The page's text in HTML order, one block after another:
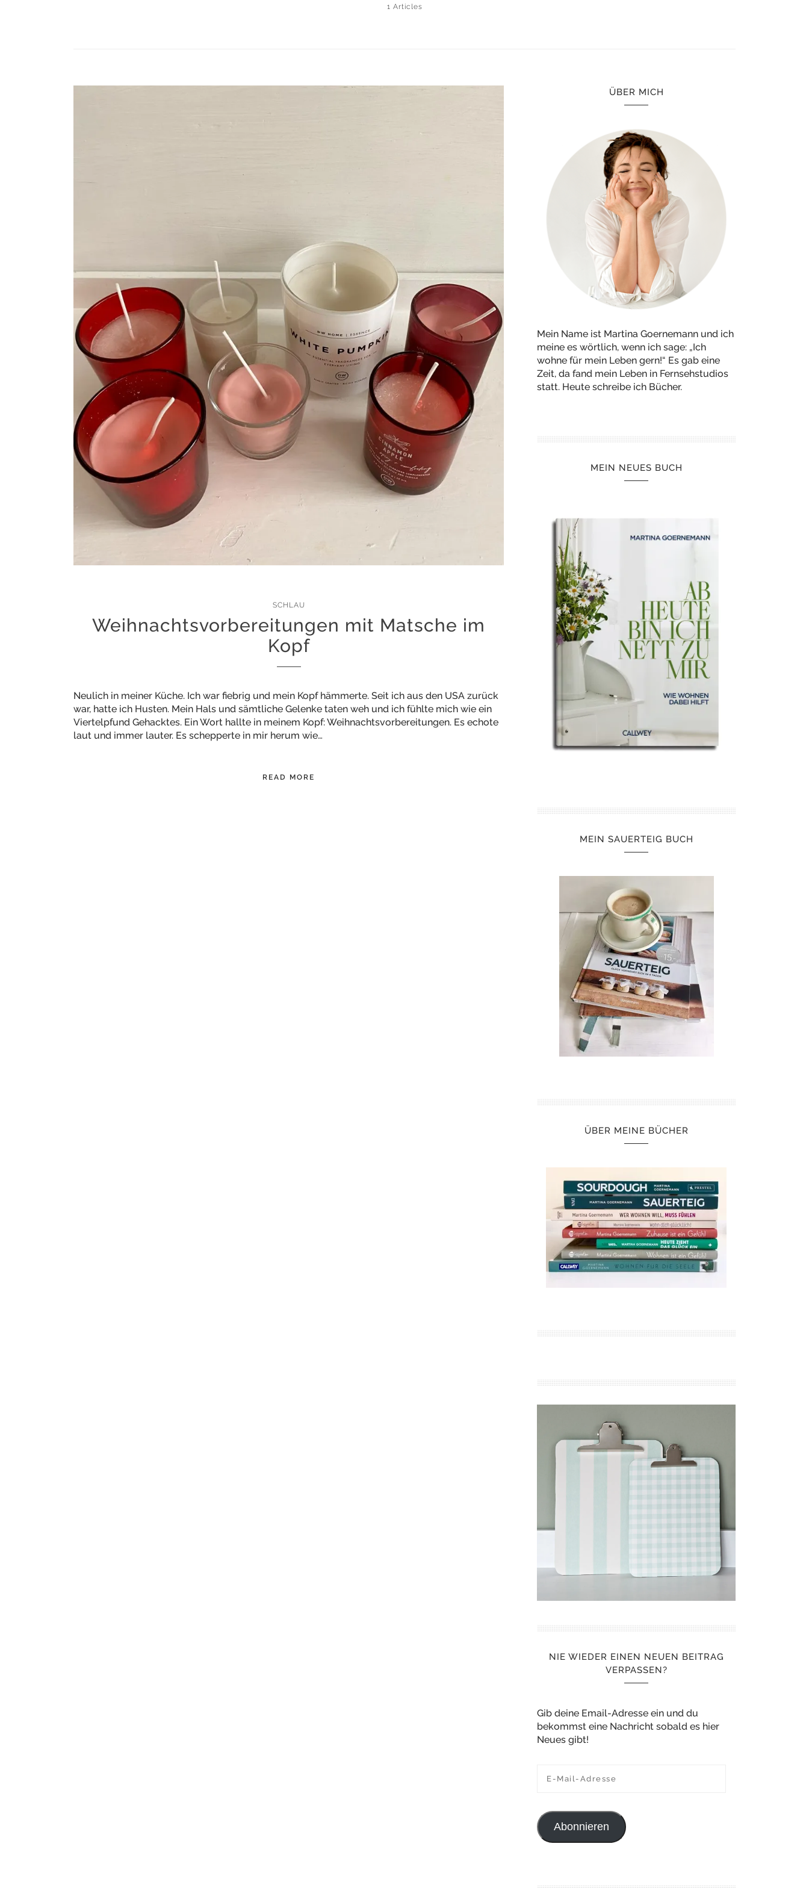
1 Articles
SCHLAU
Weihnachtsvorbereitungen mit Matsche im
Kopf
Neulich in meiner Küche. Ich war fiebrig und mein Kopf hämmerte. Seit ich aus den USA zurück
war, hatte ich Husten. Mein Hals und sämtliche Gelenke taten weh und ich fühlte mich wie ein
Viertelpfund Gehacktes. Ein Wort hallte in meinem Kopf: Weihnachtsvorbereitungen. Es echote
laut und immer lauter. Es schepperte in mir herum wie…
READ MORE
ÜBER MICH
Mein Name ist Martina Goernemann und ich
meine es wörtlich, wenn ich sage: „Ich
wohne für mein Leben gern!“ Es gab eine
Zeit, da fand mein Leben in Fernsehstudios
statt. Heute schreibe ich Bücher.
MEIN NEUES BUCH
MEIN SAUERTEIG BUCH
ÜBER MEINE BÜCHER
NIE WIEDER EINEN NEUEN BEITRAG
VERPASSEN?
Gib deine Email-Adresse ein und du
bekommst eine Nachricht sobald es hier
Neues gibt!
Abonnieren